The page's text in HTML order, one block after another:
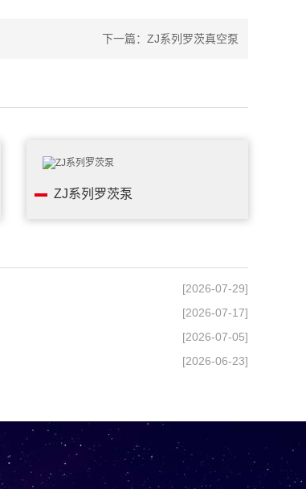
下一篇： ZJ系列罗茨真空泵
ZJ系列罗茨泵
[2026-07-29]
[2026-07-17]
[2026-07-05]
[2026-06-23]